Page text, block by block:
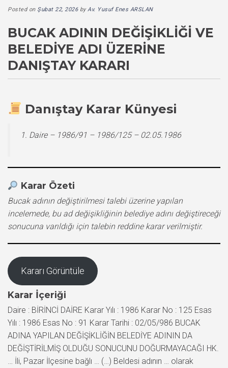
Posted on Şubat 22, 2026byAv. Yusuf Enes ARSLAN
BUCAK ADININ DEĞIŞIKLIĞI VE
BELEDIYE ADI ÜZERINE
DANIŞTAY KARARI
Danıştay Karar Künyesi
1. Daire – 1986/91 – 1986/125 – 02.05.1986
Karar Özeti
Bucak adının değiştirilmesi talebi üzerine yapılan
incelemede, bu ad değişikliğinin belediye adını değiştireceği
sonucuna varıldığı için talebin reddine karar verilmiştir.
Kararı Görüntüle
Karar İçeriği
Daire : BİRİNCİ DAİRE Karar Yılı : 1986 Karar No : 125 Esas
Yılı : 1986 Esas No : 91 Karar Tarihi : 02/05/986 BUCAK
ADINA YAPILAN DEĞİŞİKLİĞİN BELEDİYE ADININ DA
DEĞİŞTİRİLMİŞ OLDUĞU SONUCUNU DOĞURMAYACAĞI HK.
… İli, Pazar İlçesine bağlı … (…) Beldesi adının … olarak